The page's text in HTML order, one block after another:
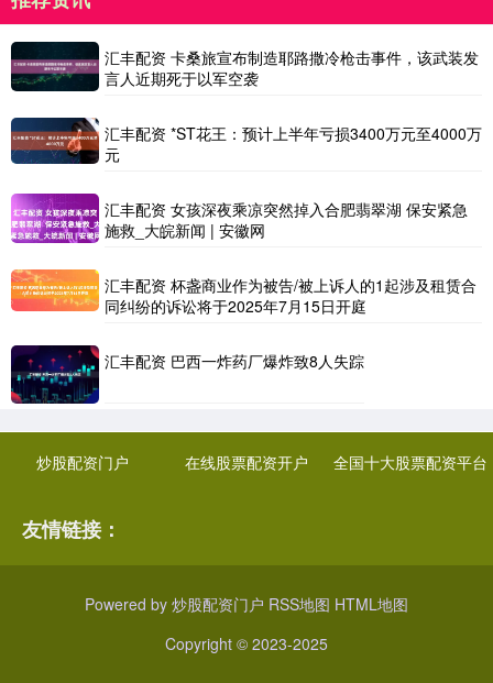
汇丰配资 卡桑旅宣布制造耶路撒冷枪击事件，该武装发
言人近期死于以军空袭
汇丰配资 *ST花王：预计上半年亏损3400万元至4000万
元
汇丰配资 女孩深夜乘凉突然掉入合肥翡翠湖 保安紧急
施救_大皖新闻 | 安徽网
汇丰配资 杯盏商业作为被告/被上诉人的1起涉及租赁合
同纠纷的诉讼将于2025年7月15日开庭
汇丰配资 巴西一炸药厂爆炸致8人失踪
炒股配资门户 在线股票配资开户 全国十大股票配资平台
友情链接：
Powered by 炒股配资门户 RSS地图 HTML地图
Copyright © 2023-2025